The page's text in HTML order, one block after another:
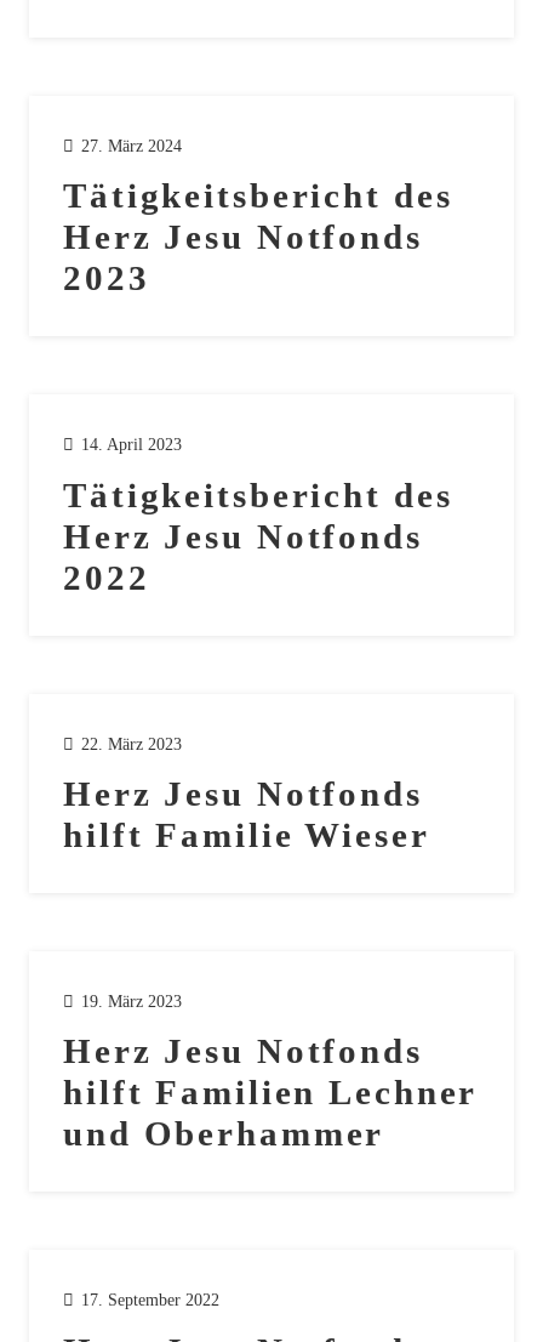
27. März 2024
Tätigkeitsbericht des
Herz Jesu Notfonds
2023
14. April 2023
Tätigkeitsbericht des
Herz Jesu Notfonds
2022
22. März 2023
Herz Jesu Notfonds
hilft Familie Wieser
19. März 2023
Herz Jesu Notfonds
hilft Familien Lechner
und Oberhammer
17. September 2022